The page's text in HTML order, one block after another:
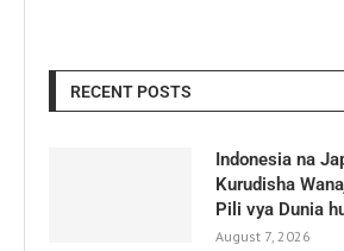
RECENT POSTS
Indonesia na
Kurudisha
Pili vya Dunia
August 7, 2026